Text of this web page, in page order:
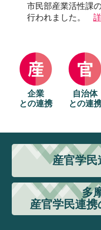
市民部産業活性課
行われました。
企業
との連携
自治体
との連
産官学
多
産官学民連